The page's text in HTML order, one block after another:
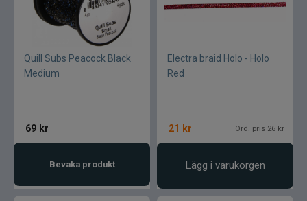
Quill Subs Peacock Black
Medium
69 kr
Bevaka produkt
Electra braid Holo - Holo
Red
21 kr Ord. pris 26 kr
Lägg i varukorgen